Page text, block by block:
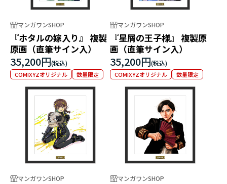
マンガワンSHOP
『ホタルの嫁入り』 複製
原画（直筆サイン入）
35,200円
COMIXYZオリジナル 数量限定
マンガワンSHOP
『星屑の王子様』 複製原
画（直筆サイン入）
35,200円
COMIXYZオリジナル 数量限定
マンガワンSHOP マンガワンSHOP